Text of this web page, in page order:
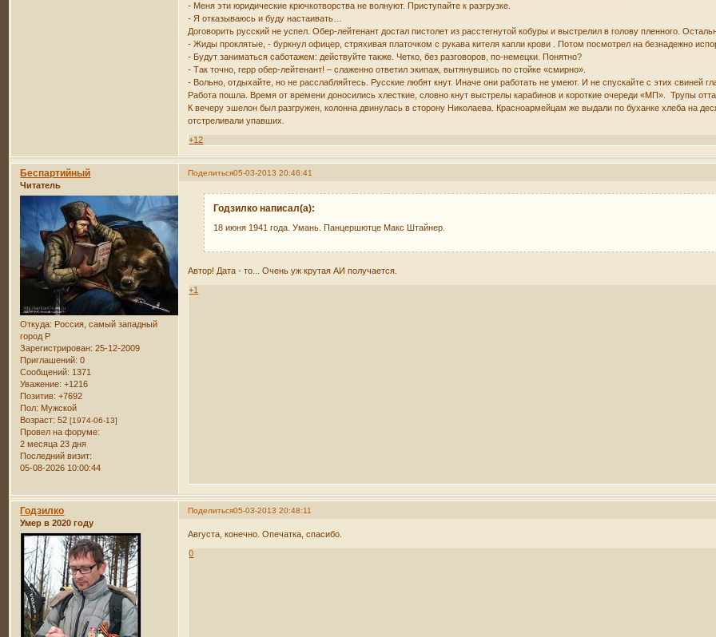
- Меня эти юридические крючкотворства не волнуют. Приступайте к разгрузке.
- Я отказываюсь и буду настаивать…
Договорить русский не успел. Обер-лейтенант достал пистолет из расстегнутой кобуры и выстрелил в голову пленного.
- Жиды проклятые, - буркнул офицер, стряхивая платочком с рукава кителя капли крови . Потом посмотрел на безнадежно
- Будут заниматься саботажем: действуйте также. Четко, без разговоров, по-немецки. Понятно?
- Так точно, герр обер-лейтенант! – слаженно ответил экипаж, вытянувшись по стойке «смирно».
- Вольно, отдыхайте, но не расслабляйтесь. Русские любят кнут. Иначе они работать не умеют. И не спускайте с этих свиней
Работа пошла. Время от времени доносились хлесткие, словно кнут выстрелы карабинов и короткие очереди «МП». Трупы
К вечеру эшелон был разгружен, колонна двинулась в сторону Николаева. Красноармейцам же выдали по буханке хлеба на
отстреливали упавших.
+12
Поделиться05-03-2013 20:46:41
Беспартийный
Читатель
Откуда: Россия, самый западный
город Р
Зарегистрирован: 25-12-2009
Приглашений: 0
Сообщений: 1371
Уважение: +1216
Позитив: +7692
Пол: Мужской
Возраст: 52[1974-06-13]
Провел на форуме:
2 месяца 23 дня
Последний визит:
05-08-2026 10:00:44
Годзилко написал(а):
18 июня 1941 года. Умань. Панцершютце Макс Штайнер.
Автор! Дата - то... Очень уж крутая АИ получается.
+1
Поделиться05-03-2013 20:48:11
Годзилко
Умер в 2020 году
Августа, конечно. Опечатка, спасибо.
0